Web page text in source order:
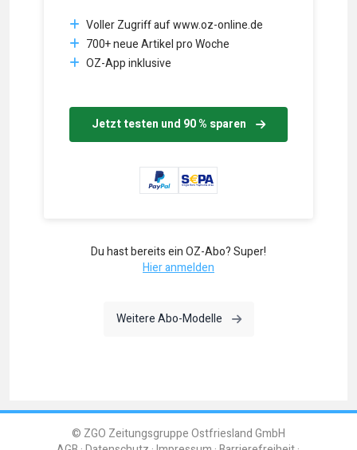
Voller Zugriff auf www.oz-online.de
700+ neue Artikel pro Woche
OZ-App inklusive
Jetzt testen und 90 % sparen
Du hast bereits ein OZ-Abo? Super!
Hier anmelden
Weitere Abo-Modelle
© ZGO Zeitungsgruppe Ostfriesland GmbH